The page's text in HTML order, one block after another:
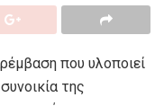
που υλοποιεί
της